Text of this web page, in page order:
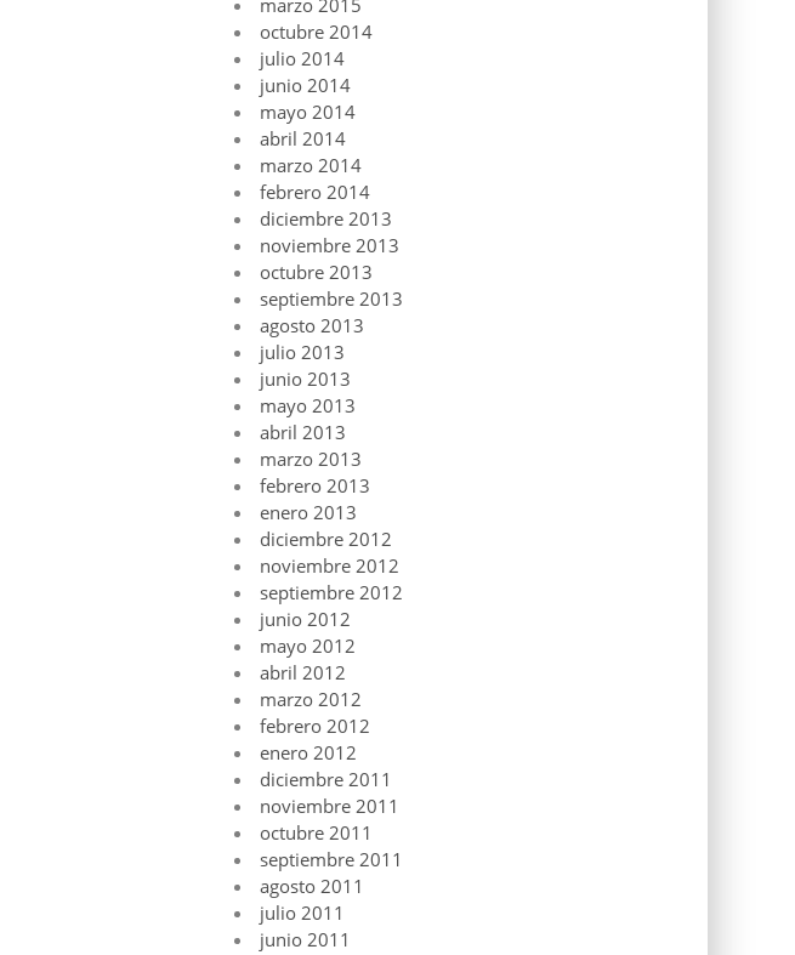
marzo 2015
octubre 2014
julio 2014
junio 2014
mayo 2014
abril 2014
marzo 2014
febrero 2014
diciembre 2013
noviembre 2013
octubre 2013
septiembre 2013
agosto 2013
julio 2013
junio 2013
mayo 2013
abril 2013
marzo 2013
febrero 2013
enero 2013
diciembre 2012
noviembre 2012
septiembre 2012
junio 2012
mayo 2012
abril 2012
marzo 2012
febrero 2012
enero 2012
diciembre 2011
noviembre 2011
octubre 2011
septiembre 2011
agosto 2011
julio 2011
junio 2011